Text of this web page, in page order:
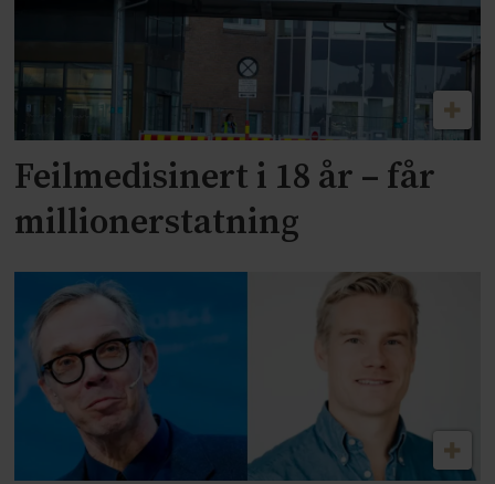
Feilmedisinert i 18 år – får
millionerstatning